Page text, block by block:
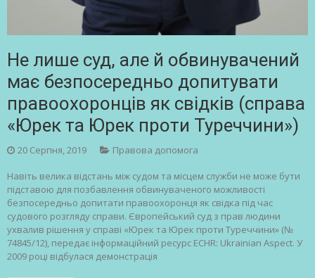
Не лише суд, але й обвинувачений
має безпосередньо допитувати
правоохоронців як свідків (справа
«Юрек та Юрек проти Туреччини»)
20 Серпня, 2019 Правова допомога
Навіть велика відстань між судом та місцем служби не може бути
підставою для позбавлення обвинуваченого можливості
безпосередньо допитати правоохоронця як свідка під час
судового розгляду справи. Європейський суд з прав людини
ухвалив рішення у справі «Юрек та Юрек проти Туреччини» (№
74845/12), передає інформаційний ресурс ECHR: Ukrainian Aspect. У
2009 році відбулася демонстрація